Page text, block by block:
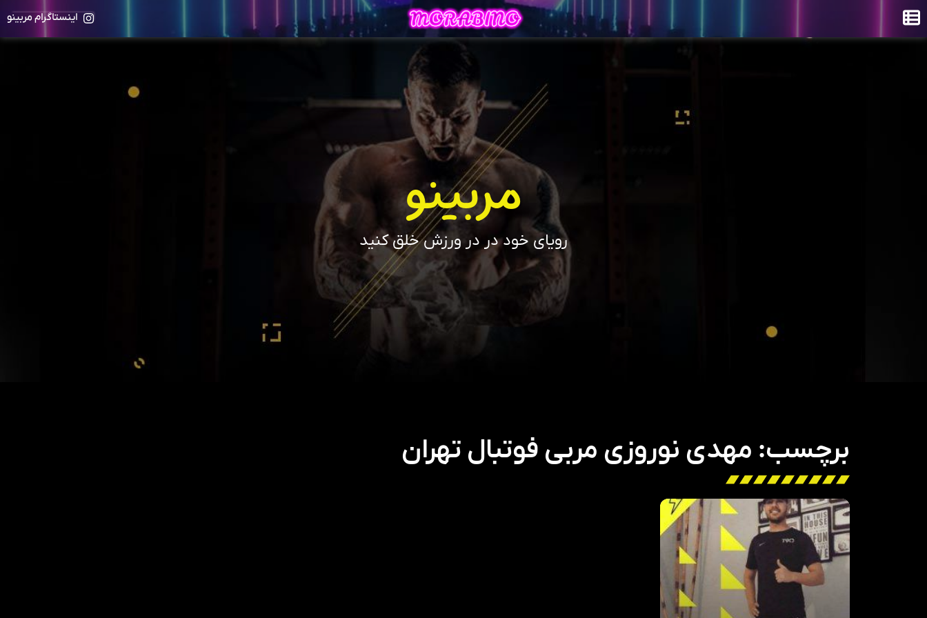
اینستاگرام مربینو
مربینو
رویای خود در در ورزش خلق کنید
برچسب: مهدی نوروزی مربی فوتبال تهران